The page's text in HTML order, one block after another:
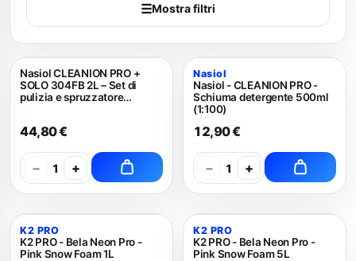
☰Mostra filtri
Nasiol CLEANION PRO +
SOLO 304FB 2L – Set di
pulizia e spruzzatore
44,80 €
− 1 +
Nasiol
Nasiol - CLEANION PRO -
Schiuma detergente 500ml
(1:100)
12,90 €
− 1 +
K2 PRO
K2 PRO - Bela Neon Pro -
Pink Snow Foam 1L
K2 PRO
K2 PRO - Bela Neon Pro -
Pink Snow Foam 5L